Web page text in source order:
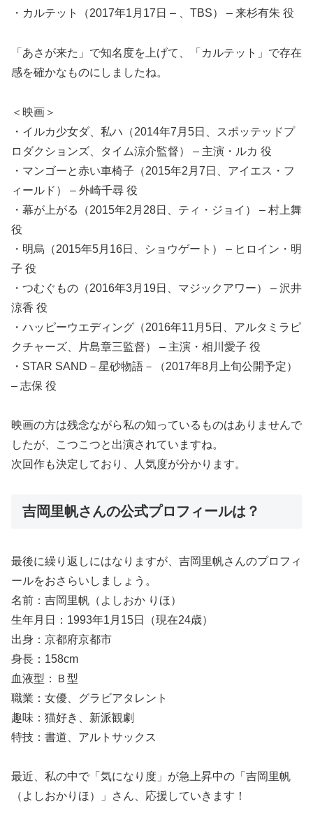
・カルテット（2017年1月17日 – 、TBS） – 来杉有朱 役
「あさが来た」で知名度を上げて、「カルテット」で存在
感を確かなものにしましたね。
＜映画＞
・イルカ少女ダ、私ハ（2014年7月5日、スポッテッドプ
ロダクションズ、タイム涼介監督） – 主演・ルカ 役
・マンゴーと赤い車椅子（2015年2月7日、アイエス・フ
ィールド） – 外崎千尋 役
・幕が上がる（2015年2月28日、ティ・ジョイ） – 村上舞
役
・明烏（2015年5月16日、ショウゲート） – ヒロイン・明
子 役
・つむぐもの（2016年3月19日、マジックアワー） – 沢井
涼香 役
・ハッピーウエディング（2016年11月5日、アルタミラピ
クチャーズ、片島章三監督） – 主演・相川愛子 役
・STAR SAND－星砂物語－（2017年8月上旬公開予定）
– 志保 役
映画の方は残念ながら私の知っているものはありませんで
したが、こつこつと出演されていますね。
次回作も決定しており、人気度が分かります。
吉岡里帆さんの公式プロフィールは？
最後に繰り返しにはなりますが、吉岡里帆さんのプロフィ
ールをおさらいしましょう。
名前：吉岡里帆（よしおか りほ）
生年月日：1993年1月15日（現在24歳）
出身：京都府京都市
身長：158cm
血液型：Ｂ型
職業：女優、グラビアタレント
趣味：猫好き、新派観劇
特技：書道、アルトサックス
最近、私の中で「気になり度」が急上昇中の「吉岡里帆
（よしおかりほ）」さん、応援していきます！